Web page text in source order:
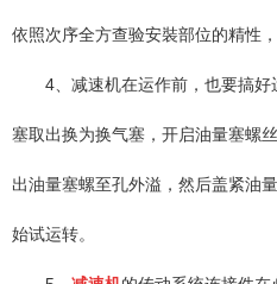
依照次序全方查验安裝部位的精性
4、减速机在运作前，也要搞
塞取出换为换气塞，开启油量塞螺
出油量塞螺至孔外溢，然后盖紧油
始试运转。